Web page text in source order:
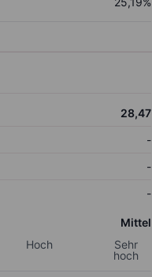
28,47
-
-
-
Mittel
Hoch
Sehr
hoch